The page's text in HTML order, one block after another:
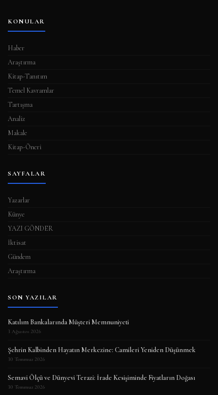
KONULAR
Haber
Araştırma
Kitap-Tanıtım
Temel Kavramlar
Tartışma
Analiz
Makale
Kitap-Öneri
SAYFALAR
Yazarlar
Künye
YAZI GÖNDER
İktisat
Gündem
Araştırma
SON YAZILAR
Katılım Bankalarında Müşteri Memnuniyeti
3 Ağustos 2026
Şehrin Kalbinden Hayatın Merkezine: Camileri Yeniden Düşünmek
30 Temmuz 2026
Semavi Ölçü ve Dünyevi Terazi: İrade Kesişiminde Fiyatların Doğası
30 Temmuz 2026